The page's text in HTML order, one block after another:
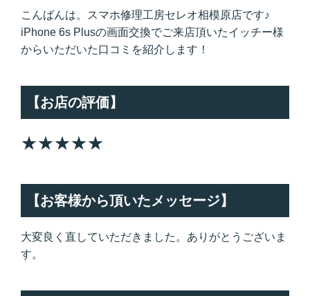
こんばんは。スマホ修理工房セレオ相模原店です♪
iPhone 6s Plusの画面交換でご来店頂いたイッチー様
からいただいた口コミを紹介します！
【お店の評価】
★★★★★
【お客様から頂いたメッセージ】
大変良く直していただきました。ありがとうございま
す。